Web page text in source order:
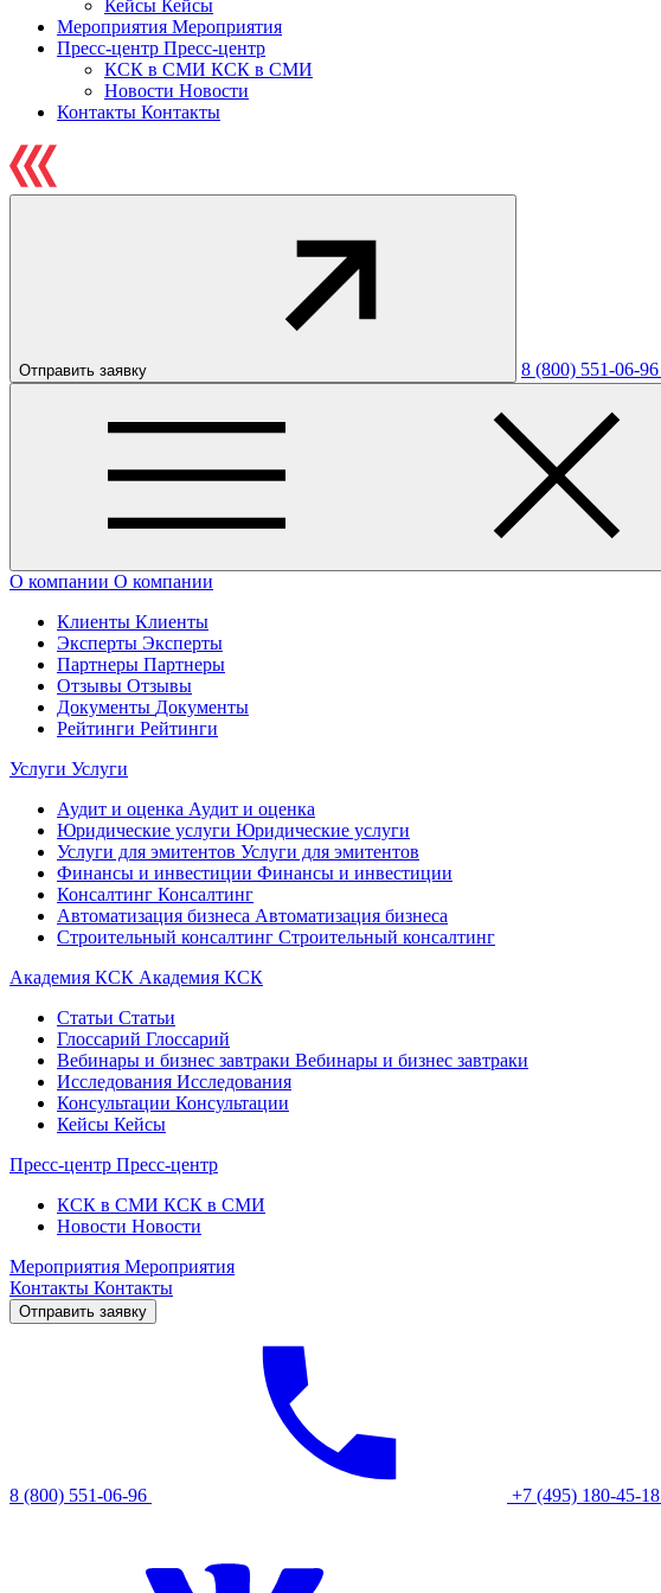
Кейсы Кейсы
Мероприятия Мероприятия
Пресс-центр Пресс-центр
КСК в СМИ КСК в СМИ
Новости Новости
Контакты Контакты
Отправить заявку 8 (800) 551-06-96
О компании О компании
Клиенты Клиенты
Эксперты Эксперты
Партнеры Партнеры
Отзывы Отзывы
Документы Документы
Рейтинги Рейтинги
Услуги Услуги
Аудит и оценка Аудит и оценка
Юридические услуги Юридические услуги
Услуги для эмитентов Услуги для эмитентов
Финансы и инвестиции Финансы и инвестиции
Консалтинг Консалтинг
Автоматизация бизнеса Автоматизация бизнеса
Строительный консалтинг Строительный консалтинг
Академия КСК Академия КСК
Статьи Статьи
Глоссарий Глоссарий
Вебинары и бизнес завтраки Вебинары и бизнес завтраки
Исследования Исследования
Консультации Консультации
Кейсы Кейсы
Пресс-центр Пресс-центр
КСК в СМИ КСК в СМИ
Новости Новости
Мероприятия Мероприятия
Контакты Контакты
Отправить заявку
8 (800) 551-06-96 +7 (495) 180-45-18